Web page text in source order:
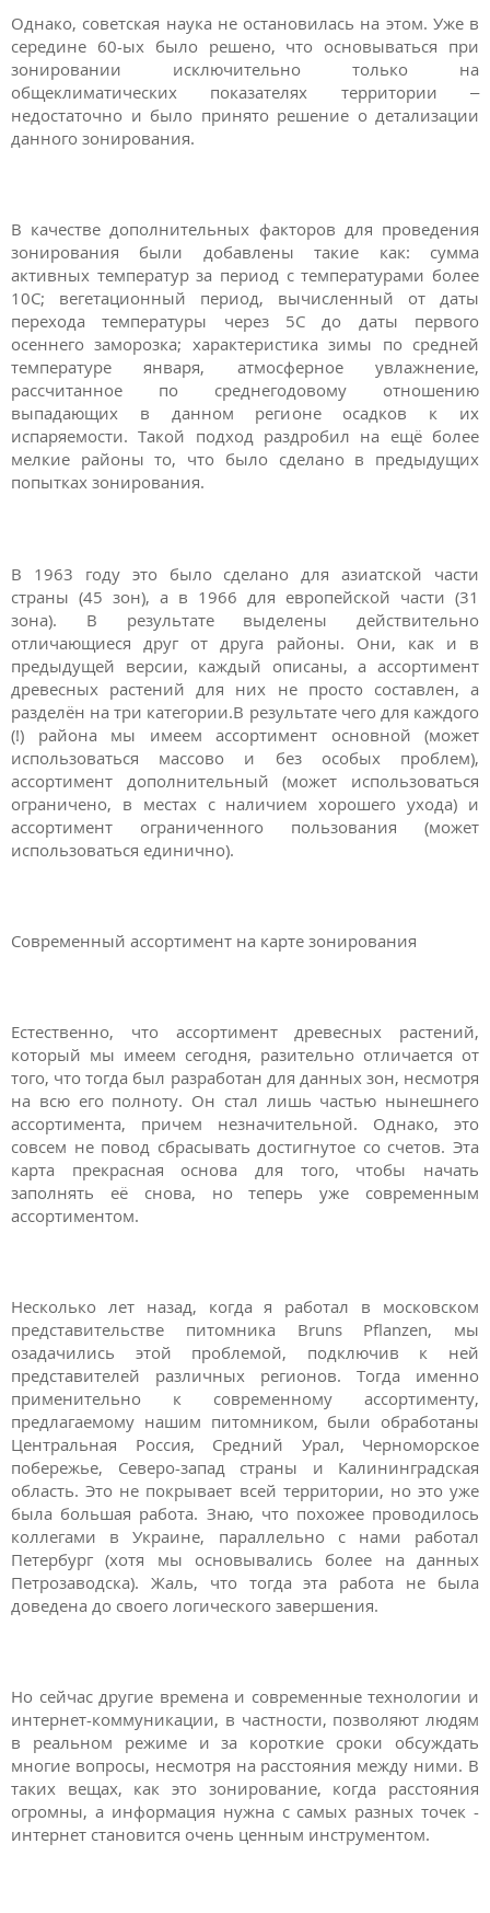
Однако, советская наука не остановилась на этом. Уже в
середине 60-ых было решено, что основываться при
зонировании исключительно только на
общеклиматических показателях территории –
недостаточно и было принято решение о детализации
данного зонирования.
В качестве дополнительных факторов для проведения
зонирования были добавлены такие как: сумма
активных температур за период с температурами более
10С; вегетационный период, вычисленный от даты
перехода температуры через 5С до даты первого
осеннего заморозка; характеристика зимы по средней
температуре января, атмосферное увлажнение,
рассчитанное по среднегодовому отношению
выпадающих в данном регионе осадков к их
испаряемости. Такой подход раздробил на ещё более
мелкие районы то, что было сделано в предыдущих
попытках зонирования.
В 1963 году это было сделано для азиатской части
страны (45 зон), а в 1966 для европейской части (31
зона). В результате выделены действительно
отличающиеся друг от друга районы. Они, как и в
предыдущей версии, каждый описаны, а ассортимент
древесных растений для них не просто составлен, а
разделён на три категории.В результате чего для каждого
(!) района мы имеем ассортимент основной (может
использоваться массово и без особых проблем),
ассортимент дополнительный (может использоваться
ограничено, в местах с наличием хорошего ухода) и
ассортимент ограниченного пользования (может
использоваться единично).
Современный ассортимент на карте зонирования
Естественно, что ассортимент древесных растений,
который мы имеем сегодня, разительно отличается от
того, что тогда был разработан для данных зон, несмотря
на всю его полноту. Он стал лишь частью нынешнего
ассортимента, причем незначительной. Однако, это
совсем не повод сбрасывать достигнутое со счетов. Эта
карта прекрасная основа для того, чтобы начать
заполнять её снова, но теперь уже современным
ассортиментом.
Несколько лет назад, когда я работал в московском
представительстве питомника Bruns Pflanzen, мы
озадачились этой проблемой, подключив к ней
представителей различных регионов. Тогда именно
применительно к современному ассортименту,
предлагаемому нашим питомником, были обработаны
Центральная Россия, Средний Урал, Черноморское
побережье, Северо-запад страны и Калининградская
область. Это не покрывает всей территории, но это уже
была большая работа. Знаю, что похожее проводилось
коллегами в Украине, параллельно с нами работал
Петербург (хотя мы основывались более на данных
Петрозаводска). Жаль, что тогда эта работа не была
доведена до своего логического завершения.
Но сейчас другие времена и современные технологии и
интернет-коммуникации, в частности, позволяют людям
в реальном режиме и за короткие сроки обсуждать
многие вопросы, несмотря на расстояния между ними. В
таких вещах, как это зонирование, когда расстояния
огромны, а информация нужна с самых разных точек -
интернет становится очень ценным инструментом.